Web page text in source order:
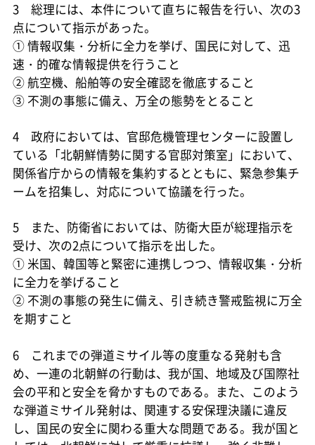
3 総理には、本件について直ちに報告を行い、次の3
点について指示があった。
① 情報収集・分析に全力を挙げ、国民に対して、迅
速・的確な情報提供を行うこと
② 航空機、船舶等の安全確認を徹底すること
③ 不測の事態に備え、万全の態勢をとること
4 政府においては、官邸危機管理センターに設置し
ている「北朝鮮情勢に関する官邸対策室」において、
関係省庁からの情報を集約するとともに、緊急参集チ
ームを招集し、対応について協議を行った。
5 また、防衛省においては、防衛大臣が総理指示を
受け、次の2点について指示を出した。
① 米国、韓国等と緊密に連携しつつ、情報収集・分析
に全力を挙げること
② 不測の事態の発生に備え、引き続き警戒監視に万全
を期すこと
6 これまでの弾道ミサイル等の度重なる発射も含
め、一連の北朝鮮の行動は、我が国、地域及び国際社
会の平和と安全を脅かすものである。また、このよう
な弾道ミサイル発射は、関連する安保理決議に違反
し、国民の安全に関わる重大な問題である。我が国と